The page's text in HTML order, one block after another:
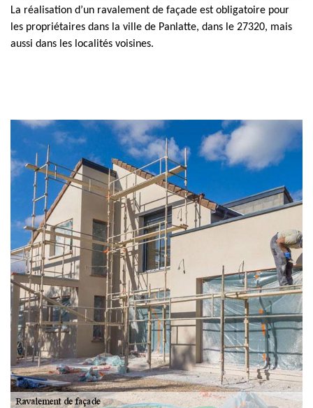
La réalisation d’un ravalement de façade est obligatoire pour
les propriétaires dans la ville de Panlatte, dans le 27320, mais
aussi dans les localités voisines.